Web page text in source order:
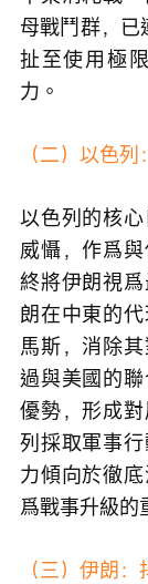
母戰鬥群，
扯至使用極
力。
（二）以色
以色列的核
威懾，作爲
終將伊朗視
朗在中東的
馬斯，消除
過與美國的
優勢，形成
列採取軍事
力傾向於徹
爲戰事升級的
（三）伊朗